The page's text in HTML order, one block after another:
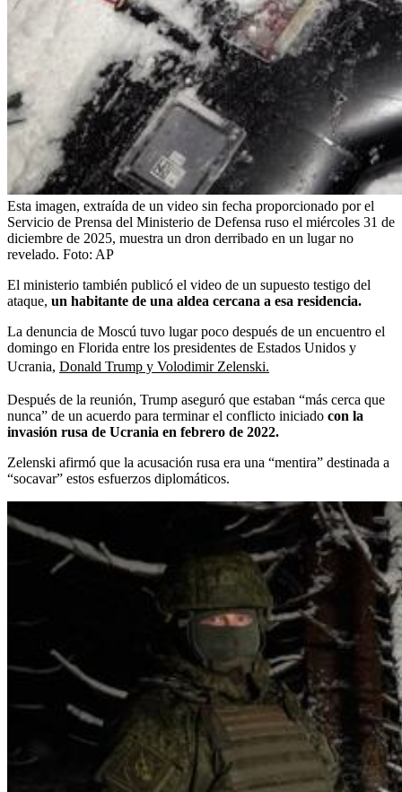
Esta imagen, extraída de un video sin fecha proporcionado por el
Servicio de Prensa del Ministerio de Defensa ruso el miércoles 31 de
diciembre de 2025, muestra un dron derribado en un lugar no
revelado. Foto: AP
El ministerio también publicó el video de un supuesto testigo del
ataque, un habitante de una aldea cercana a esa residencia.
La denuncia de Moscú tuvo lugar poco después de un encuentro el
domingo en Florida entre los presidentes de Estados Unidos y
Ucrania, Donald Trump y Volodimir Zelenski.
Después de la reunión, Trump aseguró que estaban “más cerca que
nunca” de un acuerdo para terminar el conflicto iniciado con la
invasión rusa de Ucrania en febrero de 2022.
Zelenski afirmó que la acusación rusa era una “mentira” destinada a
“socavar” estos esfuerzos diplomáticos.